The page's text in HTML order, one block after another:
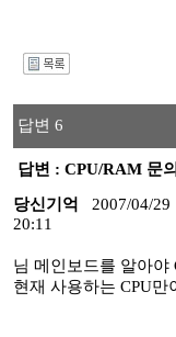
답변 6
답변 : CPU/RAM 문의
당신기억
2007/04/29
20:11
님 메인보드를 알아야
현재 사용하는 CPU만